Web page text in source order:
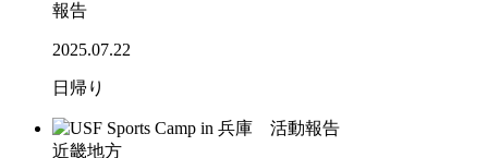
報告
2025.07.22
日帰り
近畿地方